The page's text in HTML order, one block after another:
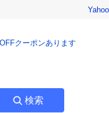
クーポンあります
検索